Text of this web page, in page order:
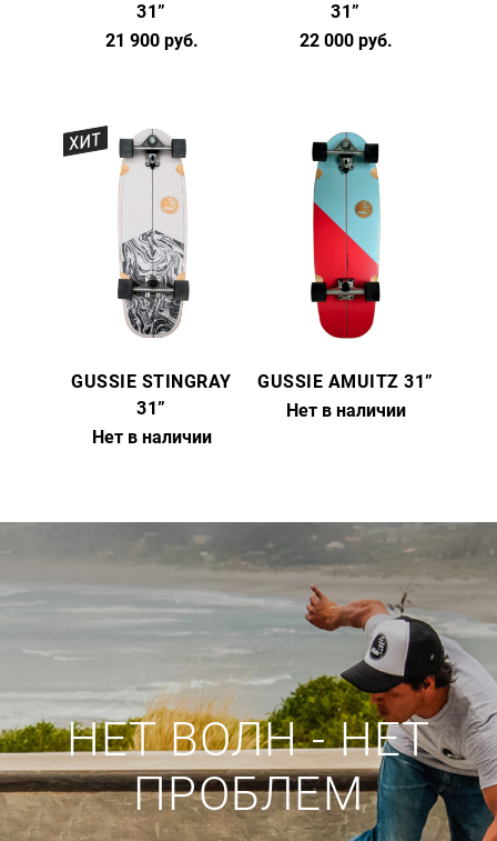
31”
21 900 руб.
31”
22 000 руб.
ХИТ
GUSSIE STINGRAY
31”
Нет в наличии
GUSSIE AMUITZ 31”
Нет в наличии
НЕТ ВОЛН - НЕТ
ПРОБЛЕМ